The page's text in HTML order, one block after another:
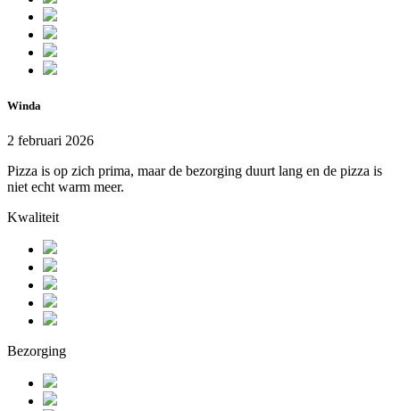
Winda
2 februari 2026
Pizza is op zich prima, maar de bezorging duurt lang en de pizza is
niet echt warm meer.
Kwaliteit
Bezorging